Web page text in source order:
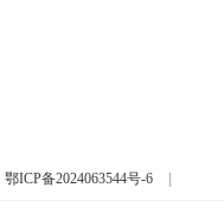
鄂ICP备2024063544号-6